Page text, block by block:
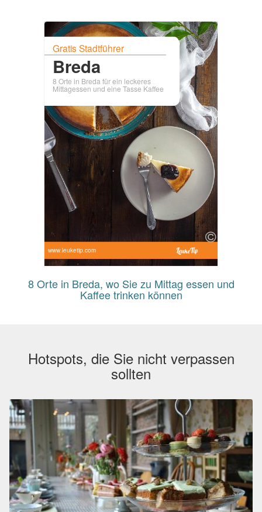
Gratis Stadtführer
Breda
8 Orte in Breda für ein leckeres
Mittagessen und eine Tasse Kaffee
www.leuketip.com
8 Orte in Breda, wo Sie zu Mittag essen und
Kaffee trinken können
Hotspots, die Sie nicht verpassen
sollten